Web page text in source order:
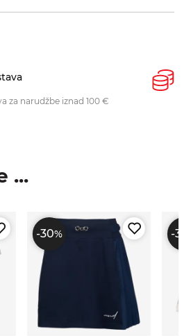
za narudžbe iznad 100 €
...
-30% -30